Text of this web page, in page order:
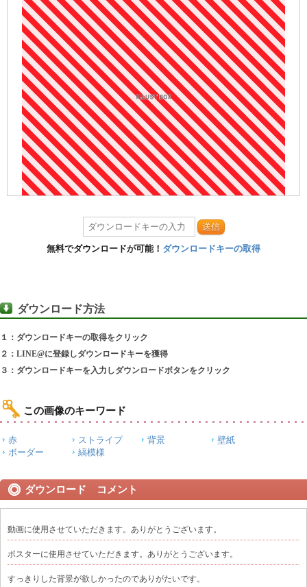
送信
無料でダウンロードが可能！ ダウンロードキーの取得
ダウンロード方法
１：ダウンロードキーの取得をクリック
２：LINE@に登録しダウンロードキーを獲得
３：ダウンロードキーを入力しダウンロードボタンをクリック
この画像のキーワード
赤 ストライプ 背景
壁紙
ボーダー
縞模様
ダウンロード コメント
動画に使用させていただきます。ありがとうございます。
ポスターに使用させていただきます。ありがとうございます。
すっきりした背景が欲しかったのでありがたいです。